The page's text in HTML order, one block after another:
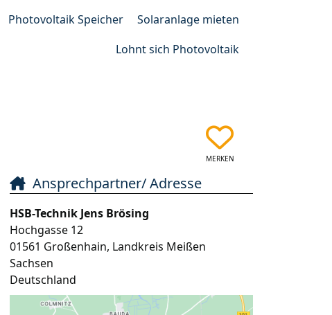
Photovoltaik Speicher
Solaranlage mieten
Lohnt sich Photovoltaik
MERKEN
Ansprechpartner/ Adresse
HSB-Technik Jens Brösing
Hochgasse 12
01561 Großenhain, Landkreis Meißen
Sachsen
Deutschland